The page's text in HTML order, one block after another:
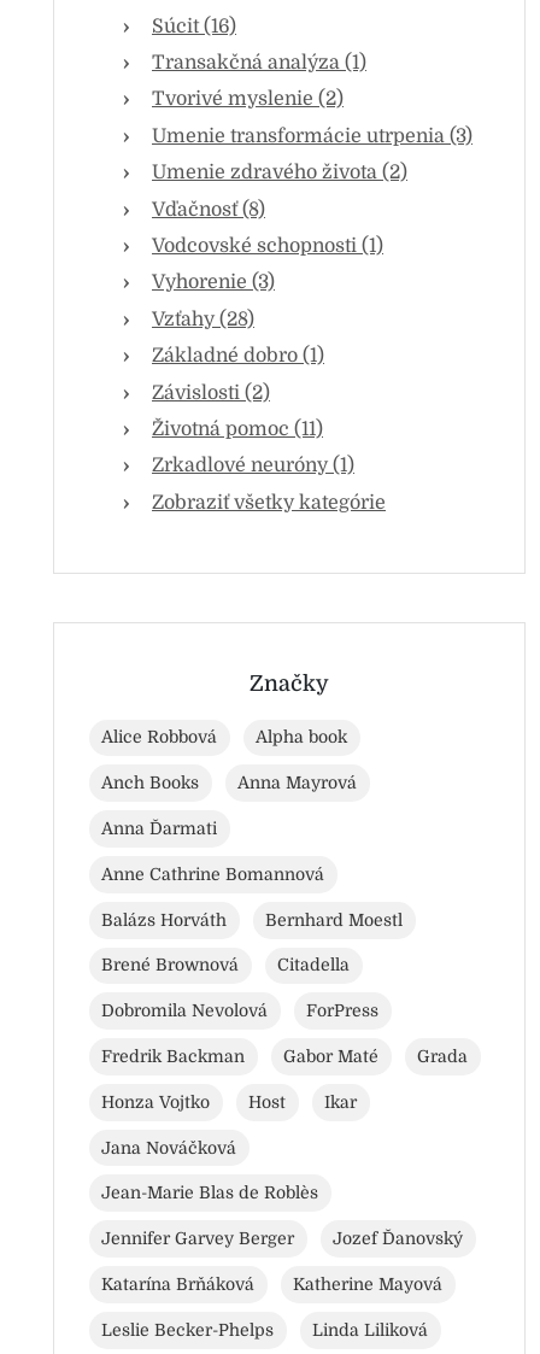
Súcit (16)
Transakčná analýza (1)
Tvorivé myslenie (2)
Umenie transformácie utrpenia (3)
Umenie zdravého života (2)
Vďačnosť (8)
Vodcovské schopnosti (1)
Vyhorenie (3)
Vzťahy (28)
Základné dobro (1)
Závislosti (2)
Životná pomoc (11)
Zrkadlové neuróny (1)
Zobraziť všetky kategórie
Značky
Alice Robbová Alpha book
Anch Books Anna Mayrová
Anna Ďarmati
Anne Cathrine Bomannová
Balázs Horváth Bernhard Moestl
Brené Brownová Citadella
Dobromila Nevolová ForPress
Fredrik Backman Gabor Maté Grada
Honza Vojtko Host Ikar
Jana Nováčková
Jean-Marie Blas de Roblès
Jennifer Garvey Berger Jozef Ďanovský
Katarína Brňáková Katherine Mayová
Leslie Becker-Phelps Linda Liliková